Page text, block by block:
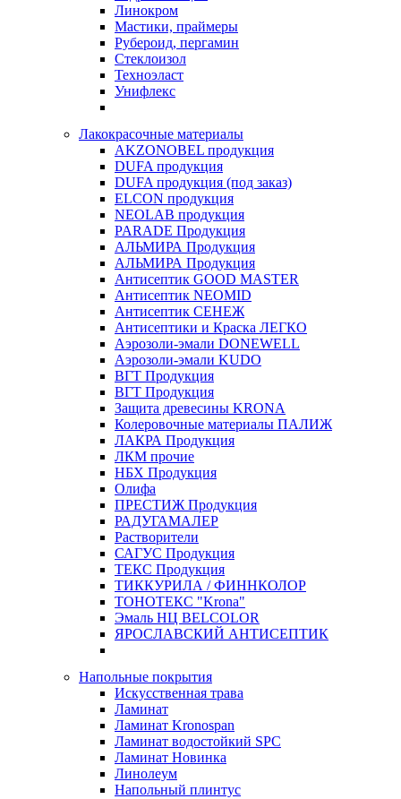
Линокром
Мастики, праймеры
Рубероид, пергамин
Стеклоизол
Техноэласт
Унифлекс
Лакокрасочные материалы
AKZONOBEL продукция
DUFA продукция
DUFA продукция (под заказ)
ELCON продукция
NEOLAB продукция
PARADE Продукция
АЛЬМИРА Продукция
АЛЬМИРА Продукция
Антисептик GOOD MASTER
Антисептик NEOMID
Антисептик СЕНЕЖ
Антисептики и Краска ЛЕГКО
Аэрозоли-эмали DONEWELL
Аэрозоли-эмали KUDO
ВГТ Продукция
ВГТ Продукция
Защита древесины KRONA
Колеровочные материалы ПАЛИЖ
ЛАКРА Продукция
ЛКМ прочие
НБХ Продукция
Олифа
ПРЕСТИЖ Продукция
РАДУГАМАЛЕР
Растворители
САГУС Продукция
ТЕКС Продукция
ТИККУРИЛА / ФИННКОЛОР
ТОНОТЕКС "Krona"
Эмаль НЦ BELCOLOR
ЯРОСЛАВСКИЙ АНТИСЕПТИК
Напольные покрытия
Искусственная трава
Ламинат
Ламинат Kronospan
Ламинат водостойкий SPC
Ламинат Новинка
Линолеум
Напольный плинтус